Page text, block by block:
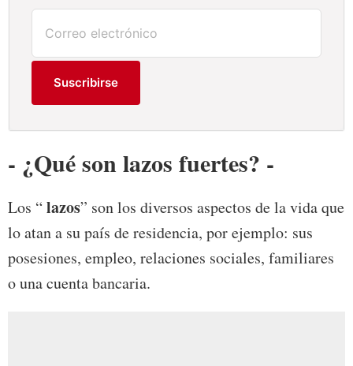
Suscribirse
- ¿Qué son lazos fuertes? -
Los “lazos” son los diversos aspectos de la vida que
lo atan a su país de residencia, por ejemplo: sus
posesiones, empleo, relaciones sociales, familiares
o una cuenta bancaria.